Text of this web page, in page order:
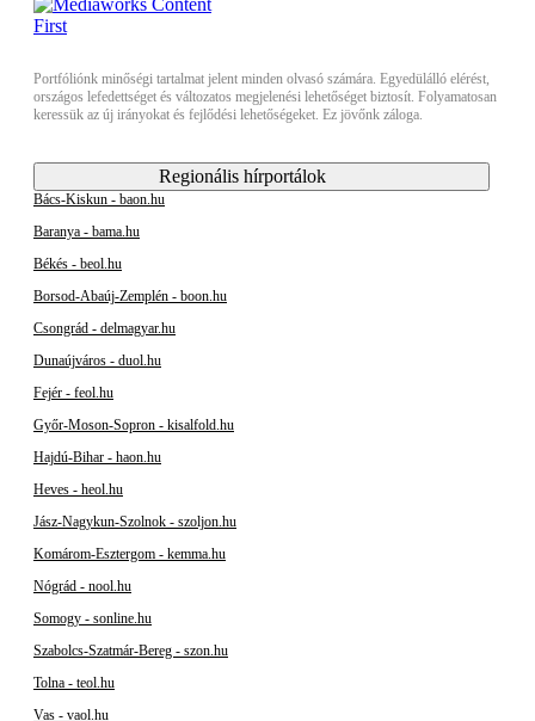
Portfóliónk minőségi tartalmat jelent minden olvasó számára. Egyedülálló elérést,
országos lefedettséget és változatos megjelenési lehetőséget biztosít. Folyamatosan
keressük az új irányokat és fejlődési lehetőségeket. Ez jövőnk záloga.
Regionális hírportálok
Bács-Kiskun - baon.hu
Baranya - bama.hu
Békés - beol.hu
Borsod-Abaúj-Zemplén - boon.hu
Csongrád - delmagyar.hu
Dunaújváros - duol.hu
Fejér - feol.hu
Győr-Moson-Sopron - kisalfold.hu
Hajdú-Bihar - haon.hu
Heves - heol.hu
Jász-Nagykun-Szolnok - szoljon.hu
Komárom-Esztergom - kemma.hu
Nógrád - nool.hu
Somogy - sonline.hu
Szabolcs-Szatmár-Bereg - szon.hu
Tolna - teol.hu
Vas - vaol.hu